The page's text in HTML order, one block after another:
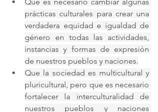
prácticas culturales para crear una
verdadera equidad e igualdad de
género en todas las actividades,
instancias y formas de expresión
de nuestros pueblos y naciones.
Que la sociedad es multicultural y
pluricultural, pero que es necesario
fortalecer la interculturalidad de
nuestros pueblos y naciones